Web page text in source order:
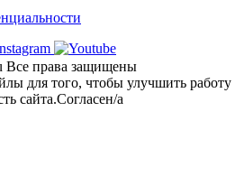
Все права защищены
для того, чтобы улучшить работу
сайта.Согласен/а